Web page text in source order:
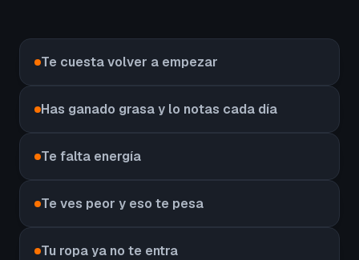
Te cuesta volver a empezar
Has ganado grasa y lo notas cada día
Te falta energía
Te ves peor y eso te pesa
Tu ropa ya no te entra